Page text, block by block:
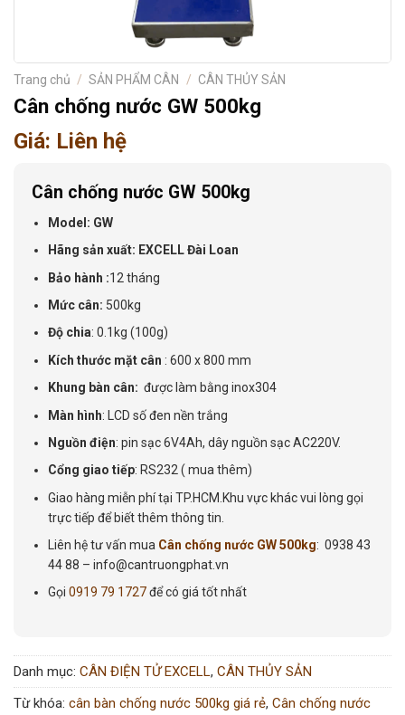
Trang chủ / SẢN PHẨM CÂN / CÂN THỦY SẢN
Cân chống nước GW 500kg
Giá: Liên hệ
Cân chống nước GW 500kg
Model: GW
Hãng sản xuất: EXCELL Đài Loan
Bảo hành :12 tháng
Mức cân: 500kg
Độ chia: 0.1kg (100g)
Kích thước mặt cân : 600 x 800 mm
Khung bàn cân: được làm bằng inox304
Màn hình: LCD số đen nền trắng
Nguồn điện: pin sạc 6V4Ah, dây nguồn sạc AC220V.
Cổng giao tiếp: RS232 ( mua thêm)
Giao hàng miễn phí tại TP.HCM.Khu vực khác vui lòng gọi
trực tiếp để biết thêm thông tin.
Liên hệ tư vấn mua Cân chống nước GW 500kg: 0938 43
44 88 – info@cantruongphat.vn
Gọi0919 79 1727để có giá tốt nhất
Danh mục: CÂN ĐIỆN TỬ EXCELL, CÂN THỦY SẢN
Từ khóa: cân bàn chống nước 500kg giá rẻ, Cân chống nước